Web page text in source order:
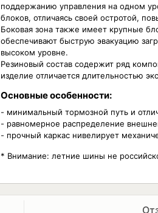
поддержанию управления на одном
блоков, отличаясь своей остротой,
Боковая зона также имеет крупные
обеспечивают быструю эвакуацию
высоком уровне.
Резиновый состав содержит ряд
изделие отличается длительностью
Основные особенности:
- минимальный тормозной путь и
- равномерное распределение
- прочный каркас нивелирует
* Внимание: летние шины не